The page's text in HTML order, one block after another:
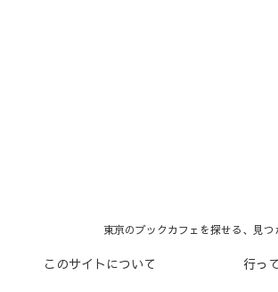
東京のブックカフェを探せる、見つ
このサイトについて 行っ